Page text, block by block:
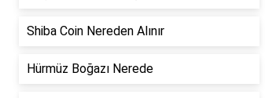
Shiba Coin Nereden Alınır
Hürmüz Boğazı Nerede